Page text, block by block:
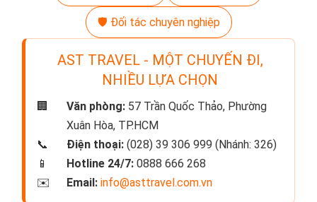
🛡️ Đối tác chuyên nghiệp
AST TRAVEL - MỘT CHUYẾN ĐI,
NHIỀU LỰA CHỌN
🏢 Văn phòng: 57 Trần Quốc Thảo, Phường
Xuân Hòa, TP.HCM
📞
Điện thoại: (028) 39 306 999 (Nhánh: 326)
📱
Hotline 24/7: 0888 666 268
✉️
Email: info@asttravel.com.vn